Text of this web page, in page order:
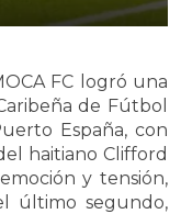
FC logró una
de Fútbol
España, con
haitiano Clifford
y tensión,
último segundo,